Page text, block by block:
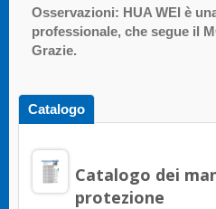
Osservazioni: HUA WEI è
professionale, che segue il
Grazie.
Catalogo
Catalogo dei
protezione